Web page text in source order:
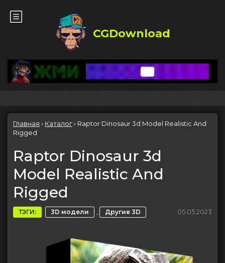
CGDownload
Главная › Каталог› Raptor Dinosaur 3d Model Realistic And
Rigged
Raptor Dinosaur 3d
Model Realistic And
Rigged
ТЭГИ: 3D модели , Другие 3D 05.05.2023